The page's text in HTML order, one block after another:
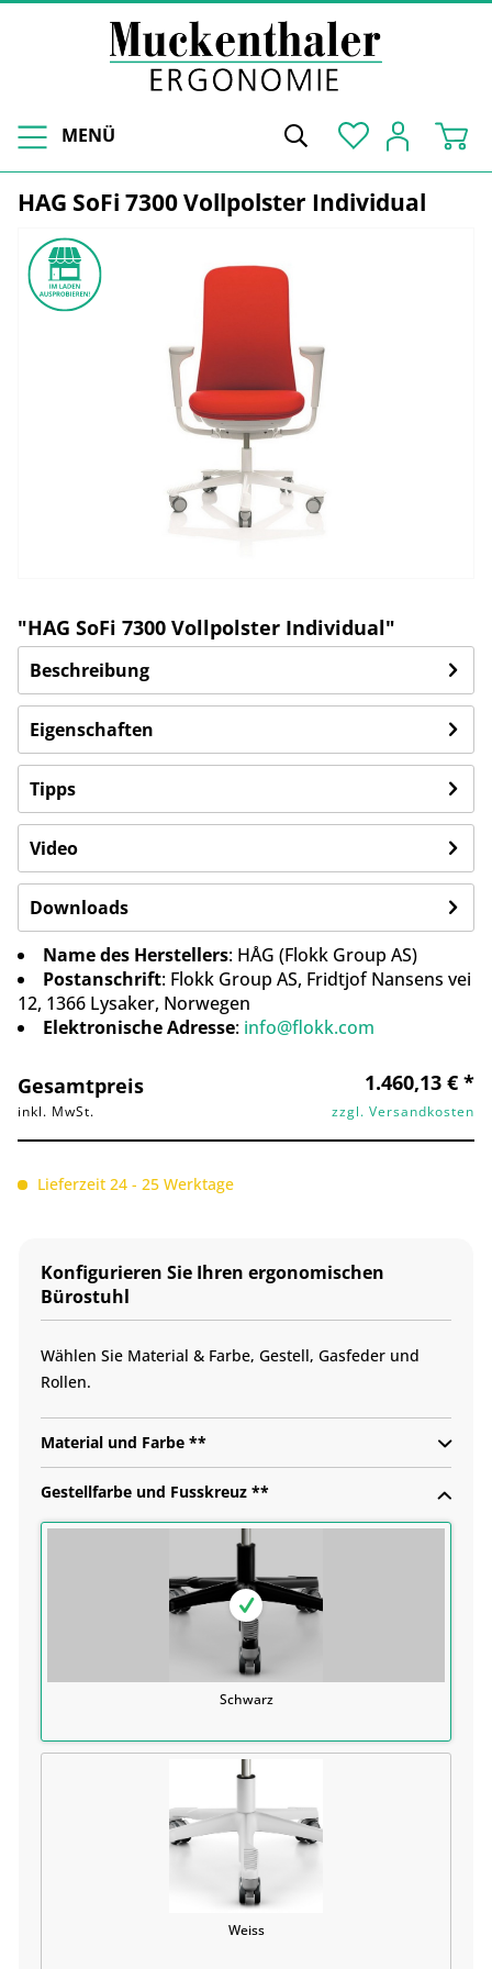
MENÜ
HAG SoFi 7300 Vollpolster Individual
"HAG SoFi 7300 Vollpolster Individual"
Beschreibung
Eigenschaften
Tipps
Video
Downloads
Name des Herstellers: HÅG (Flokk Group AS)
Postanschrift: Flokk Group AS, Fridtjof Nansens vei
12, 1366 Lysaker, Norwegen
Elektronische Adresse: info@flokk.com
Gesamtpreis 1.460,13 € *
inkl. MwSt. zzgl. Versandkosten
Lieferzeit 24 - 25 Werktage
Konfigurieren Sie Ihren ergonomischen
Bürostuhl
Wählen Sie Material & Farbe, Gestell, Gasfeder und
Rollen.
Material und Farbe **
Gestellfarbe und Fusskreuz **
Schwarz
Weiss